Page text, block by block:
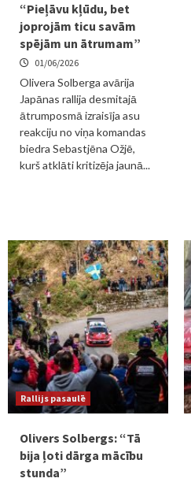
“Pieļāvu kļūdu, bet
joprojām ticu savām
spējām un ātrumam”
01/06/2026
Olivera Solberga avārija
Japānas rallija desmitajā
ātrumposmā izraisīja asu
reakciju no viņa komandas
biedra Sebastjēna Ožjē,
kurš atklāti kritizēja jaunā...
Rallijs pasaulē
Olivers Solbergs: “Tā
bija ļoti dārga mācību
stunda”